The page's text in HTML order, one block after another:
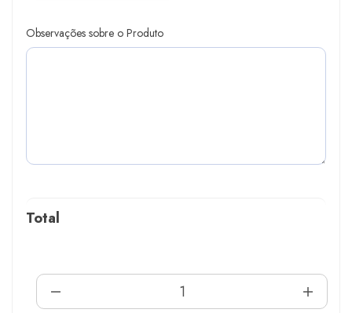
Observações sobre o Produto
Total